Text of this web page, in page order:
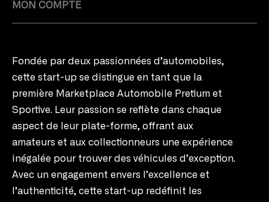
MON COMPTE
Fondée par deux passionnées d’automobiles,
cette start-up se distingue en tant que la
première Marketplace Automobile Pretium et
Sportive. Leur passion se reflète dans chaque
aspect de leur plate-forme, offrant aux
amateurs et aux collectionneurs une expérience
inégalée pour trouver des véhicules d’exception.
Avec un engagement envers l’excellence et
l’authenticité, cette start-up redéfinit les